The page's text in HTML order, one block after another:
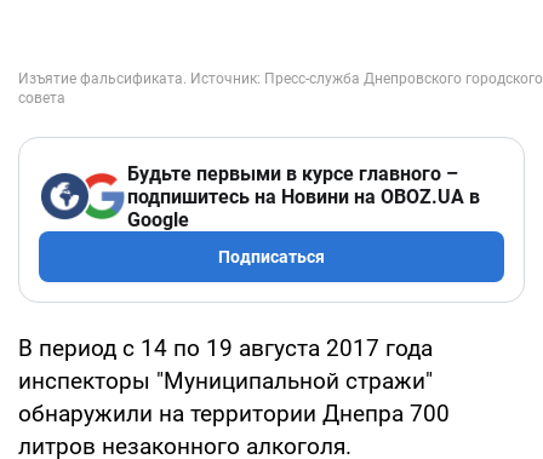
Будьте первыми в курсе главного –
подпишитесь на Новини на OBOZ.UA в
Google
Подписаться
В период с 14 по 19 августа 2017 года
инспекторы "Муниципальной стражи"
обнаружили на территории Днепра 700
литров незаконного алкоголя.